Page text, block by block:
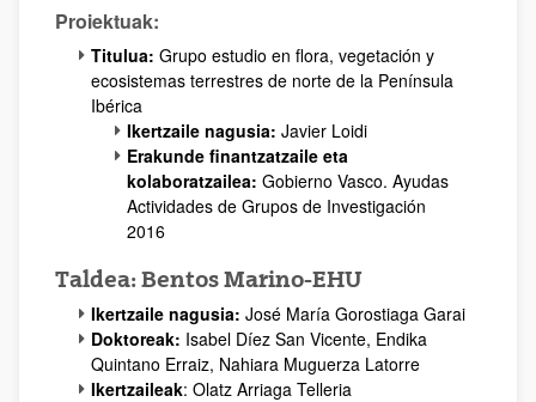
Proiektuak:
Titulua: Grupo estudio en flora, vegetación y
ecosistemas terrestres de norte de la Península
Ibérica
Ikertzaile nagusia: Javier Loidi
Erakunde finantzatzaile eta
kolaboratzailea: Gobierno Vasco. Ayudas
Actividades de Grupos de Investigación
2016
Taldea: Bentos Marino-EHU
Ikertzaile nagusia: José María Gorostiaga Garai
Doktoreak: Isabel Díez San Vicente, Endika
Quintano Erraiz, Nahiara Muguerza Latorre
Ikertzaileak: Olatz Arriaga Telleria